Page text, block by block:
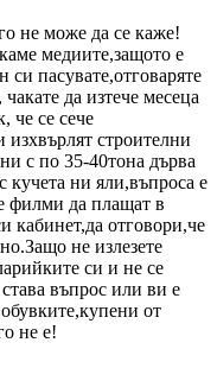
не може да се каже!
медиите,защото е
си пасувате,отговаряте
да изтече месеца
че се сече
строителни
с по 35-40тона дърва
кучета ни яли,въпроса е
филми да плащат в
кабинет,да отговори,че
не излезете
си и не се
въпрос или ви е
от
не е!